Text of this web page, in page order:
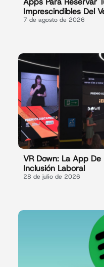
Imprescindibles Del
7 de agosto de 2026
VR Down: La App De
Inclusión Laboral
28 de julio de 2026